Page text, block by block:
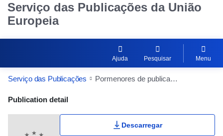
Serviço das Publicações da União
Europeia
Ajuda Pesquisar Menu
Serviço das Publicações Pormenores de publicação
Publication Detail Actions Portlet
Publication detail
Descarregar